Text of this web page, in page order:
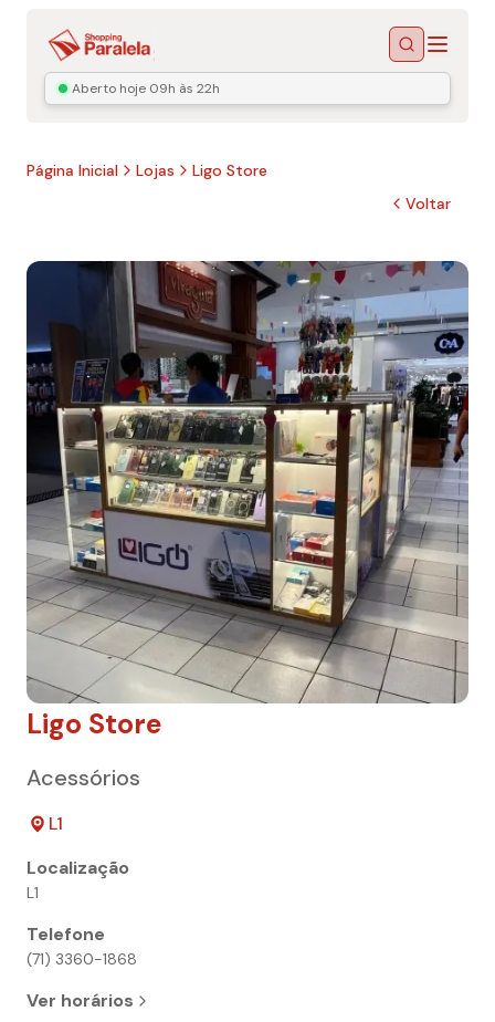
BuscarMenu
Aberto hoje 09h às 22h
Página Inicial Lojas
Ligo Store
Voltar
Ligo Store
Acessórios
L1
Localização
L1
Telefone
(71) 3360-1868
Ver horários